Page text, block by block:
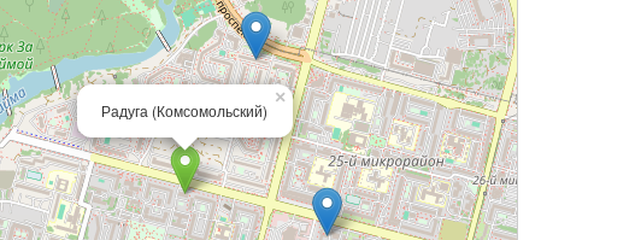
×
Радуга (Комсомольский)